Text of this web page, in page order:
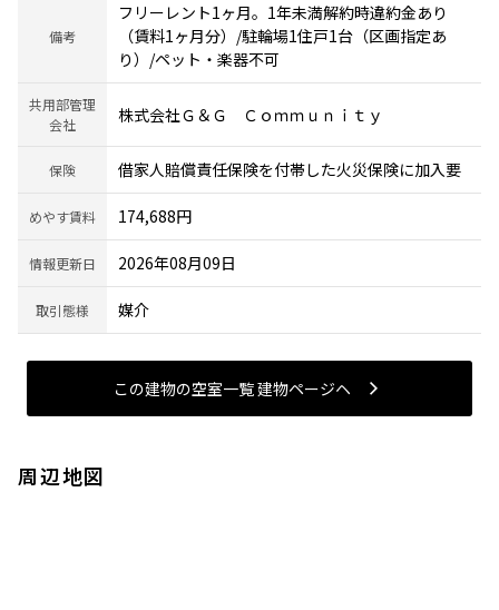
備考
フリーレント1ヶ月。1年未満解約時違約金あり
（賃料1ヶ月分）/駐輪場1住戸1台（区画指定あ
り）/ペット・楽器不可
共用部管理
会社
株式会社Ｇ＆Ｇ Ｃｏｍｍｕｎｉｔｙ
保険 借家人賠償責任保険を付帯した火災保険に加入要
めやす賃料 174,688円
情報更新日 2026年08月09日
取引態様 媒介
この建物の空室一覧 建物ページヘ
周辺地図